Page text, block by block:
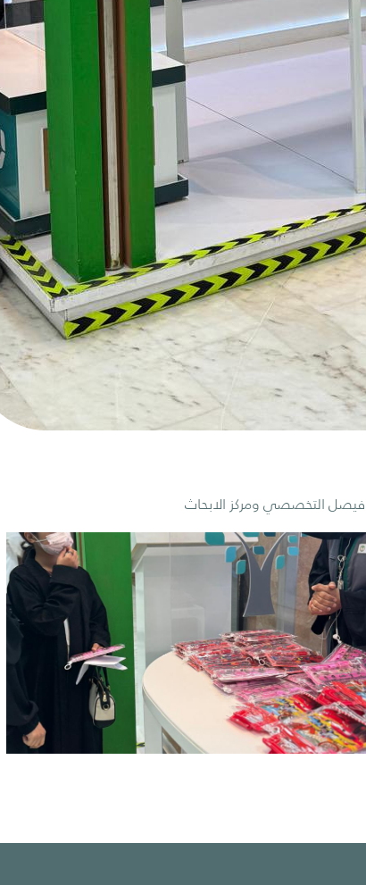
فيصل التخصصي ومركز الابحاث